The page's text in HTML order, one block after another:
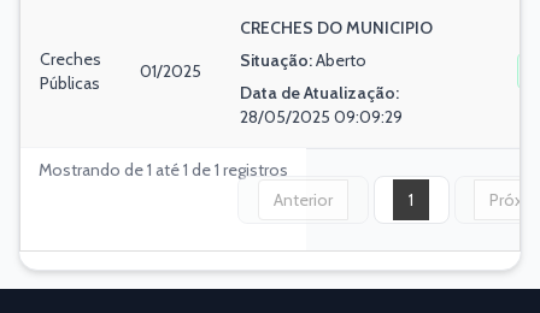
Creches
Públicas
01/2025
CRECHES DO MUNICIPIO
Situação:Aberto
Data de Atualização:
28/05/2025 09:09:29
Mostrando de 1 até 1 de 1 registros
Anterior
1